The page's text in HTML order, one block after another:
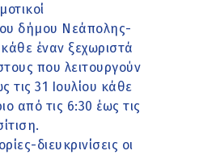
δήμου Νεάπολης-
έναν ξεχωριστά
που λειτουργούν
τις 31 Ιουλίου κάθε
από τις 6:30 έως τις
διευκρινίσεις οι